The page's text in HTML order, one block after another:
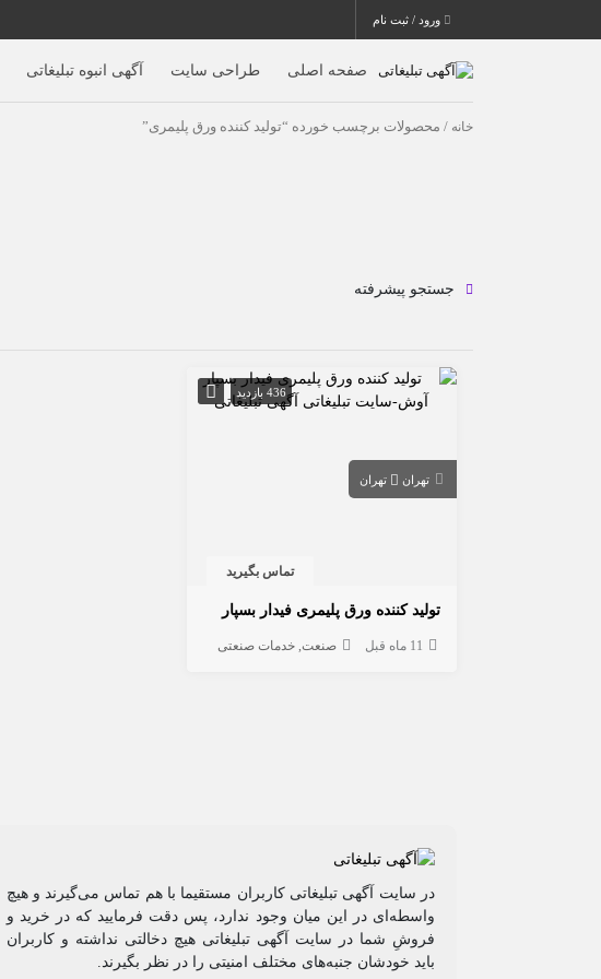
ورود / ثبت نام
صفحه اصلی طراحی سایت آگهی انبوه تبلیغاتی
خانه / محصولات برچسب خورده “تولید کننده ورق پلیمری”
جستجو پیشرفته
436 بازدید
تهران تهران
تماس بگیرید
تولید کننده ورق پلیمری فیدار بسپار
11 ماه قبل صنعت خدمات صنعتی
در سایت آگهی تبلیغاتی کاربران مستقیما با هم تماس می‌گیرند و هیچ
واسطه‌ای در این میان وجود ندارد، پس دقت فرمایید که در خرید و
فروشِ شما در سایت آگهی تبلیغاتی هیچ دخالتی نداشته و کاربران
باید خودشان جنبه‌های مختلف امنیتی را در نظر بگیرند.